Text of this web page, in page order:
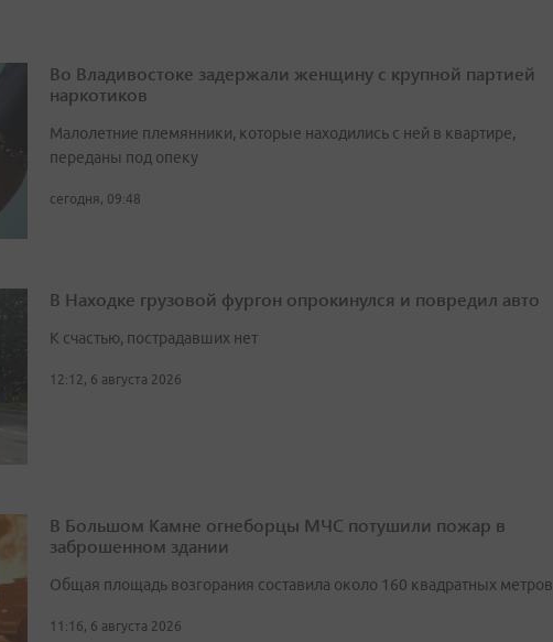
Во Владивостоке задержали женщину с крупной партией
наркотиков
Малолетние племянники, которые находились с ней в квартире,
переданы под опеку
сегодня, 09:48
В Находке грузовой фургон опрокинулся и повредил авто
К счастью, пострадавших нет
12:12, 6 августа 2026
В Большом Камне огнеборцы МЧС потушили пожар в
заброшенном здании
Общая площадь возгорания составила около 160 квадратных метров
11:16, 6 августа 2026